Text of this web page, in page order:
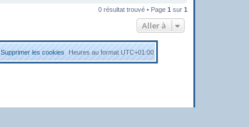
0 résultat trouvé • Page 1 sur 1
Aller à
Heures au formatUTC+01:00
Supprimer les cookies